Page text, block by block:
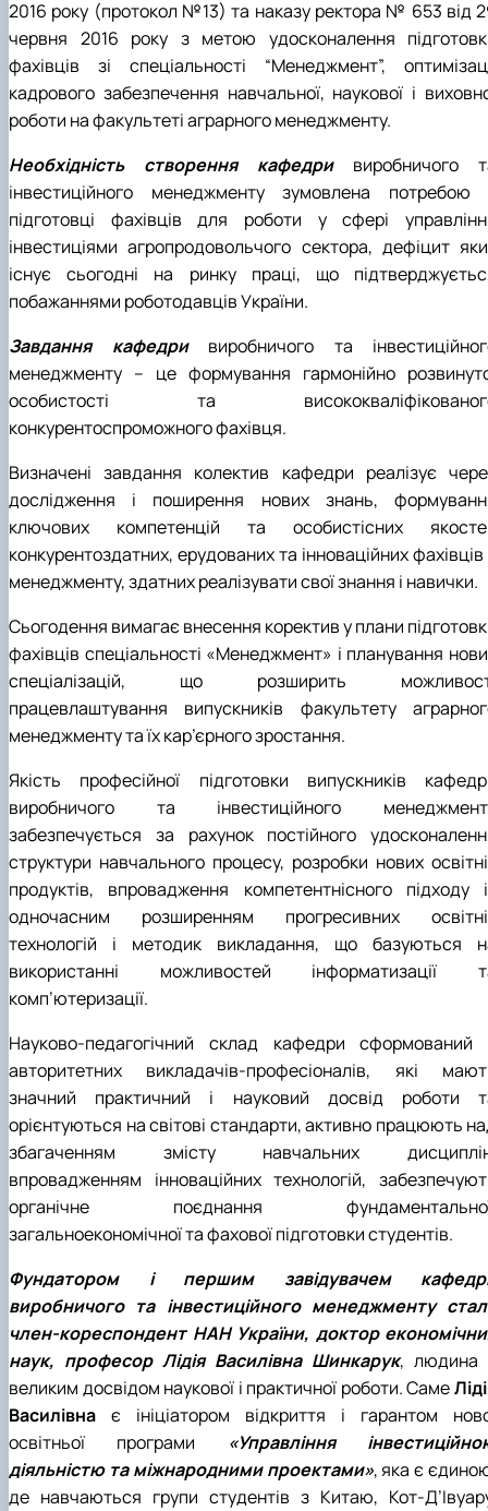
2016 року (протокол №13) та наказу ректора № 653 від
червня 2016 року з метою удосконалення
фахівців зі спеціальності “Менеджмент”,
кадрового забезпечення навчальної, наукової і
роботи на факультеті аграрного менеджменту.
Необхідність створення кафедривиробничого
інвестиційного менеджменту зумовлена потребою
підготовці фахівців для роботи у сфері
інвестиціями агропродовольчого сектора, дефіцит
існує сьогодні на ринку праці, що
побажаннями роботодавців України.
Завдання кафедривиробничого та
менеджменту – це формування гармонійно
особистості та
конкурентоспроможного фахівця.
Визначені завдання колектив кафедри реалізує
дослідження і поширення нових знань,
ключових компетенцій та особистісних
конкурентоздатних, ерудованих та інноваційних фахівців
менеджменту, здатних реалізувати свої знання і навички.
Сьогодення вимагає внесення коректив у плани
фахівців спеціальності «Менеджмент» і планування
спеціалізацій, що розширить
працевлаштування випускників факультету
менеджменту та їх кар’єрного зростання.
Якість професійної підготовки випускників
виробничого та інвестиційного
забезпечується за рахунок постійного
структури навчального процесу, розробки нових
продуктів, впровадження компетентнісного підходу
одночасним розширенням прогресивних
технологій і методик викладання, що базуються
використанні можливостей інформатизації
комп’ютеризації.
Науково-педагогічний склад кафедри сформований
авторитетних викладачів-професіоналів, які
значний практичний і науковий досвід роботи
орієнтуються на світові стандарти, активно працюють
збагаченням змісту навчальних
впровадженням інноваційних технологій,
органічне поєднання
загальноекономічної та фахової підготовки студентів.
Фундатором і першим завідувачем
виробничого та інвестиційного менеджменту
член-кореспондент НАН України, доктор
наук, професор Лідія Василівна Шинкарук, людина
великим досвідом наукової і практичної роботи. Саме
Василівна є ініціатором відкриття і гарантом
освітньої програми
«Управління
діяльністю та міжнародними проектами», яка є
де навчаються групи студентів з Китаю, Кот-